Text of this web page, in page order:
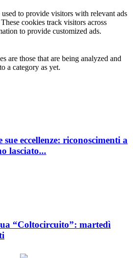
to provide visitors with relevant ads
cookies track visitors across
to provide customized ads.
are those that are being analyzed and
a category as yet.
eccellenze: riconoscimenti a
lasciato...
“Coltocircuito”: martedì